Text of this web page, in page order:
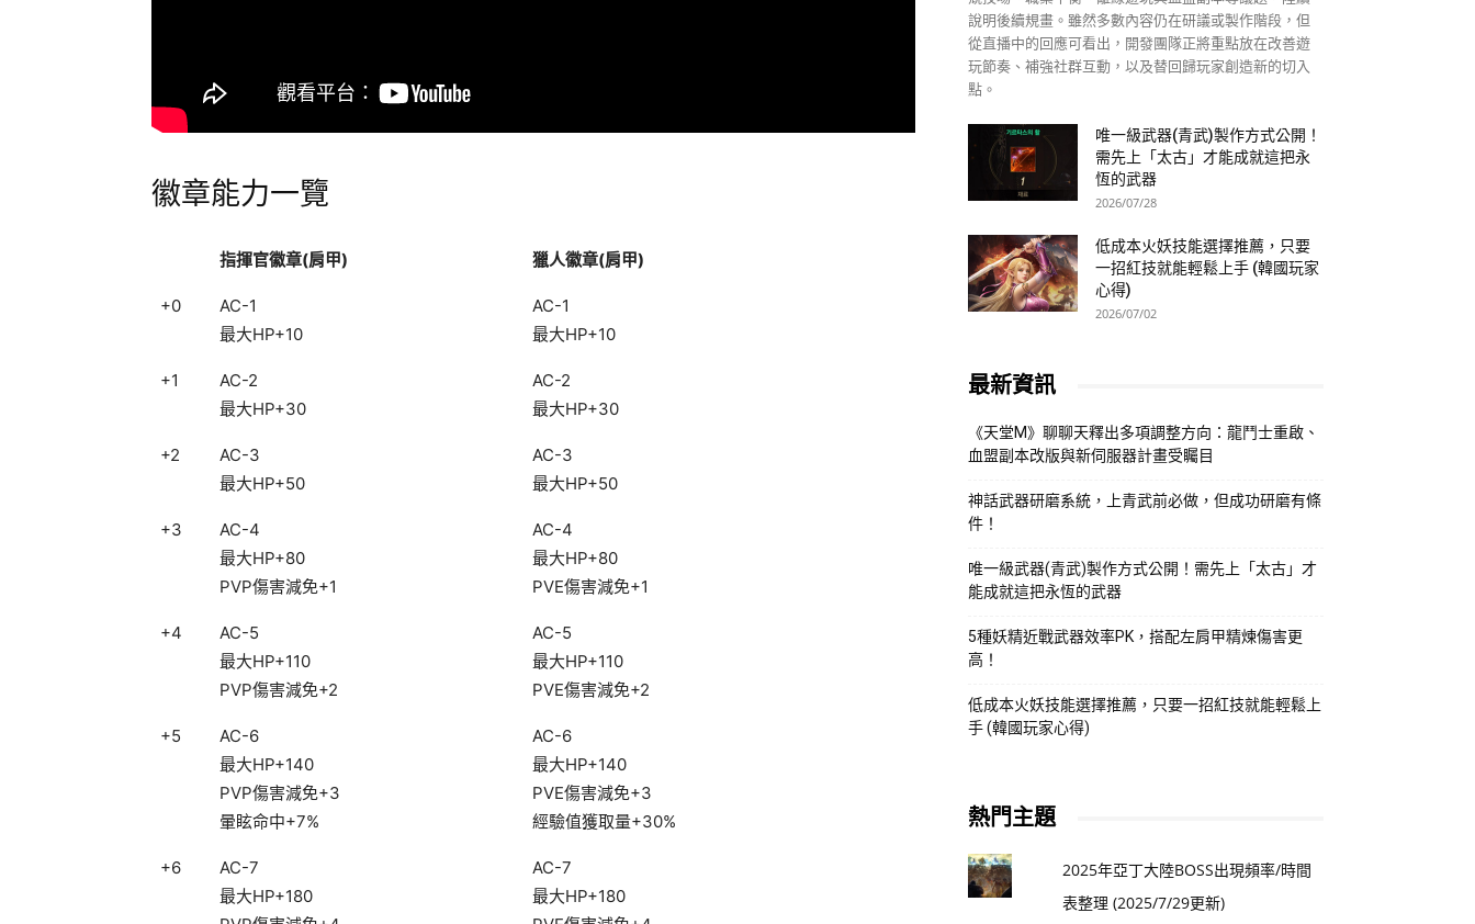
徽章能力一覽
指揮官徽章(肩甲) 獵人徽章(肩甲)
+0
AC-1
最大HP+10
AC-1
最大HP+10
+1
AC-2
最大HP+30
AC-2
最大HP+30
+2
AC-3
最大HP+50
AC-3
最大HP+50
+3
AC-4
最大HP+80
PVP傷害減免+1
AC-4
最大HP+80
PVE傷害減免+1
+4
AC-5
最大HP+110
PVP傷害減免+2
AC-5
最大HP+110
PVE傷害減免+2
+5
AC-6
最大HP+140
PVP傷害減免+3
暈眩命中+7%
AC-6
最大HP+140
PVE傷害減免+3
經驗值獲取量+30%
+6
AC-7
最大HP+180
AC-7
最大HP+180
說明後續規畫。雖然多數內容仍在研議或製作階段，但
從直播中的回應可看出，開發團隊正將重點放在改善遊
玩節奏、補強社群互動，以及替回歸玩家創造新的切入
點。
唯一級武器(青武)製作方式公開！
需先上「太古」才能成就這把永
恆的武器
2026/07/28
低成本火妖技能選擇推薦，只要
一招紅技就能輕鬆上手 (韓國玩家
心得)
2026/07/02
最新資訊
《天堂M》聊聊天釋出多項調整方向：龍鬥士重啟、
血盟副本改版與新伺服器計畫受矚目
神話武器研磨系統，上青武前必做，但成功研磨有條
件！
唯一級武器(青武)製作方式公開！需先上「太古」才
能成就這把永恆的武器
5種妖精近戰武器效率PK，搭配左肩甲精煉傷害更
高！
低成本火妖技能選擇推薦，只要一招紅技就能輕鬆上
手 (韓國玩家心得)
熱門主題
2025年亞丁大陸BOSS出現頻率/時間
表整理 (2025/7/29更新)